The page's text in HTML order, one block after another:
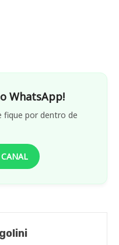
WhatsApp!
fique por dentro de